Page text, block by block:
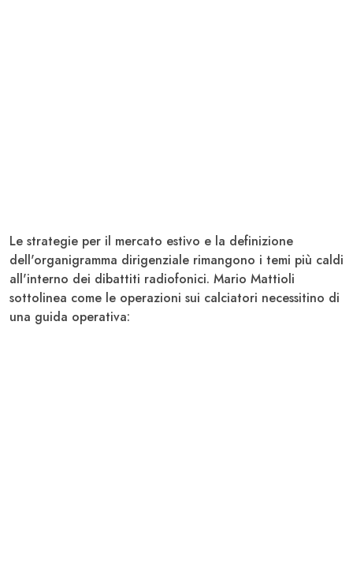
Le strategie per il mercato estivo e la definizione
dell'organigramma dirigenziale rimangono i temi più caldi
all'interno dei dibattiti radiofonici. Mario Mattioli
sottolinea come le operazioni sui calciatori necessitino di
una guida operativa: